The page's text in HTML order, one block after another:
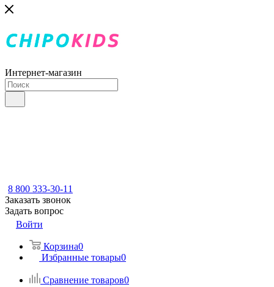
Интернет-магазин
8 800 333-30-11
Заказать звонок
Задать вопрос
Войти
Корзина0
Избранные товары0
Сравнение товаров0